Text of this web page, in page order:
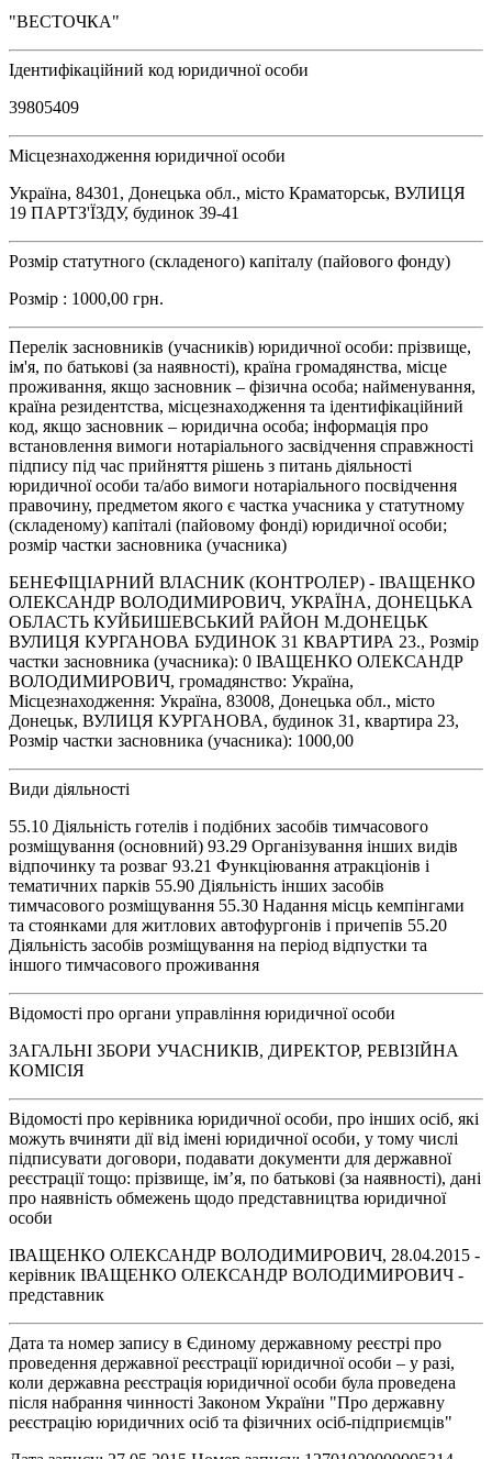
"ВЕСТОЧКА"
Ідентифікаційний код юридичної особи
39805409
Місцезнаходження юридичної особи
Україна, 84301, Донецька обл., місто Краматорськ, ВУЛИЦЯ
19 ПАРТЗ'ЇЗДУ, будинок 39-41
Розмір статутного (складеного) капіталу (пайового фонду)
Розмір : 1000,00 грн.
Перелік засновників (учасників) юридичної особи: прізвище,
ім'я, по батькові (за наявності), країна громадянства, місце
проживання, якщо засновник – фізична особа; найменування,
країна резидентства, місцезнаходження та ідентифікаційний
код, якщо засновник – юридична особа; інформація про
встановлення вимоги нотаріального засвідчення справжності
підпису під час прийняття рішень з питань діяльності
юридичної особи та/або вимоги нотаріального посвідчення
правочину, предметом якого є частка учасника у статутному
(складеному) капіталі (пайовому фонді) юридичної особи;
розмір частки засновника (учасника)
БЕНЕФІЦІАРНИЙ ВЛАСНИК (КОНТРОЛЕР) - ІВАЩЕНКО
ОЛЕКСАНДР ВОЛОДИМИРОВИЧ, УКРАЇНА, ДОНЕЦЬКА
ОБЛАСТЬ КУЙБИШЕВСЬКИЙ РАЙОН М.ДОНЕЦЬК
ВУЛИЦЯ КУРГАНОВА БУДИНОК 31 КВАРТИРА 23., Розмір
частки засновника (учасника): 0 ІВАЩЕНКО ОЛЕКСАНДР
ВОЛОДИМИРОВИЧ, громадянство: Україна,
Місцезнаходження: Україна, 83008, Донецька обл., місто
Донецьк, ВУЛИЦЯ КУРГАНОВА, будинок 31, квартира 23,
Розмір частки засновника (учасника): 1000,00
Види діяльності
55.10 Діяльність готелів і подібних засобів тимчасового
розміщування (основний) 93.29 Організування інших видів
відпочинку та розваг 93.21 Функціювання атракціонів і
тематичних парків 55.90 Діяльність інших засобів
тимчасового розміщування 55.30 Надання місць кемпінгами
та стоянками для житлових автофургонів і причепів 55.20
Діяльність засобів розміщування на період відпустки та
іншого тимчасового проживання
Відомості про органи управління юридичної особи
ЗАГАЛЬНІ ЗБОРИ УЧАСНИКІВ, ДИРЕКТОР, РЕВІЗІЙНА
КОМІСІЯ
Відомості про керівника юридичної особи, про інших осіб, які
можуть вчиняти дії від імені юридичної особи, у тому числі
підписувати договори, подавати документи для державної
реєстрації тощо: прізвище, ім’я, по батькові (за наявності), дані
про наявність обмежень щодо представництва юридичної
особи
ІВАЩЕНКО ОЛЕКСАНДР ВОЛОДИМИРОВИЧ, 28.04.2015 -
керівник ІВАЩЕНКО ОЛЕКСАНДР ВОЛОДИМИРОВИЧ -
представник
Дата та номер запису в Єдиному державному реєстрі про
проведення державної реєстрації юридичної особи – у разі,
коли державна реєстрація юридичної особи була проведена
після набрання чинності Законом України "Про державну
реєстрацію юридичних осіб та фізичних осіб-підприємців"